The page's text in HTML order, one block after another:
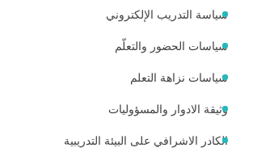
سياسة التدريب الإلكتروني
سياسات الحضور والتعلّم
سياسات نزاهة التعلم
وثيقة الادوار والمسؤوليات
الكادر الاشرافي على البيئة التدريبية